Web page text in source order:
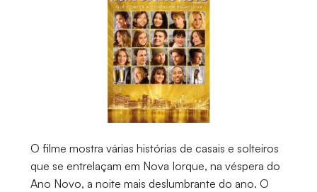
O filme mostra várias histórias de casais e solteiros
que se entrelaçam em Nova Iorque, na véspera do
Ano Novo, a noite mais deslumbrante do ano. O